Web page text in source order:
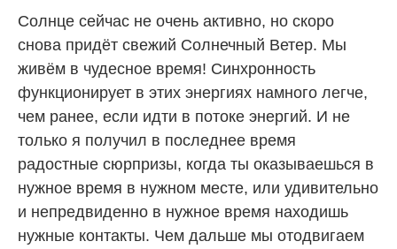
Солнце сейчас не очень активно, но скоро
снова придёт свежий Солнечный Ветер. Мы
живём в чудесное время! Синхронность
функционирует в этих энергиях намного легче,
чем ранее, если идти в потоке энергий. И не
только я получил в последнее время
радостные сюрпризы, когда ты оказываешься в
нужное время в нужном месте, или удивительно
и непредвиденно в нужное время находишь
нужные контакты. Чем дальше мы отодвигаем